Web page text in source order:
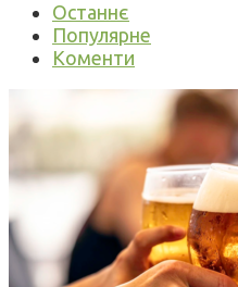
Останнє
Популярне
Коменти